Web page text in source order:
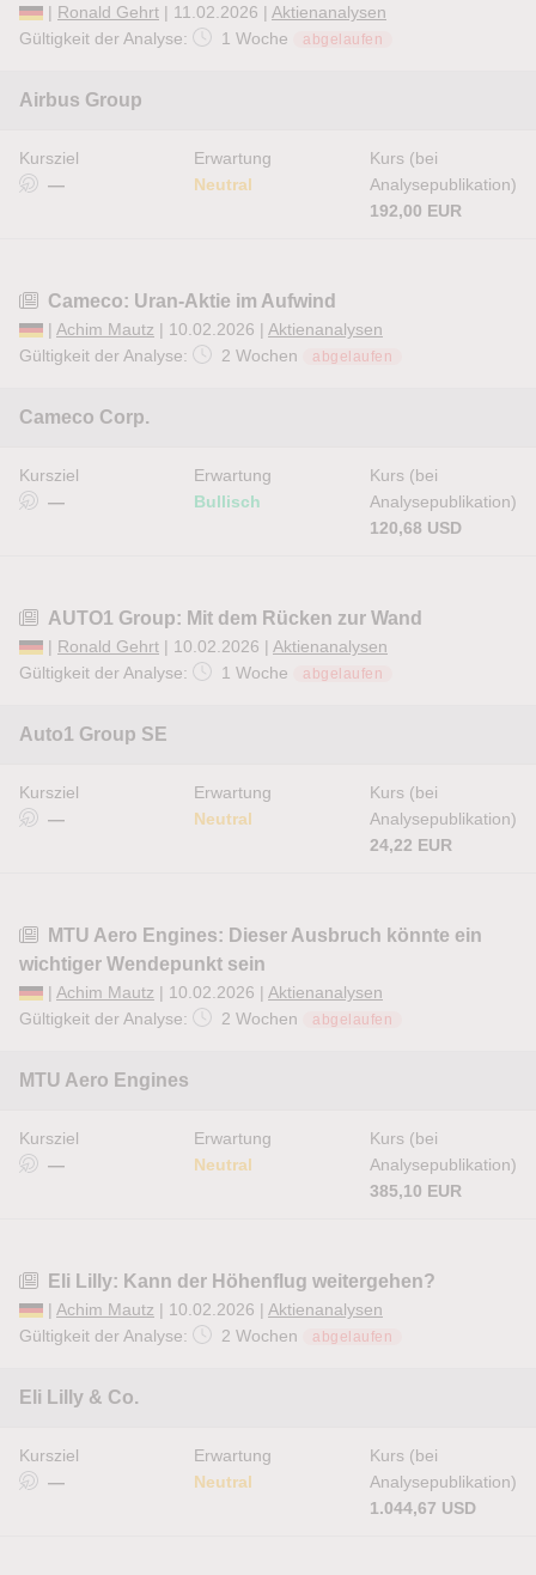
| Ronald Gehrt | 11.02.2026 | Aktienanalysen
Gültigkeit der Analyse:
1 Woche abgelaufen
Airbus Group
Kursziel
—
Erwartung
Neutral
Kurs (bei
Analysepublikation)
192,00 EUR
Cameco: Uran-Aktie im Aufwind
| Achim Mautz | 10.02.2026 | Aktienanalysen
Gültigkeit der Analyse:
2 Wochen abgelaufen
Cameco Corp.
Kursziel
—
Erwartung
Bullisch
Kurs (bei
Analysepublikation)
120,68 USD
AUTO1 Group: Mit dem Rücken zur Wand
| Ronald Gehrt | 10.02.2026 | Aktienanalysen
Gültigkeit der Analyse:
1 Woche abgelaufen
Auto1 Group SE
Kursziel
—
Erwartung
Neutral
Kurs (bei
Analysepublikation)
24,22 EUR
MTU Aero Engines: Dieser Ausbruch könnte ein
wichtiger Wendepunkt sein
| Achim Mautz | 10.02.2026 | Aktienanalysen
Gültigkeit der Analyse:
2 Wochen abgelaufen
MTU Aero Engines
Kursziel
—
Erwartung
Neutral
Kurs (bei
Analysepublikation)
385,10 EUR
Eli Lilly: Kann der Höhenflug weitergehen?
| Achim Mautz | 10.02.2026 | Aktienanalysen
Gültigkeit der Analyse:
2 Wochen abgelaufen
Eli Lilly & Co.
Kursziel
—
Erwartung
Neutral
Kurs (bei
Analysepublikation)
1.044,67 USD